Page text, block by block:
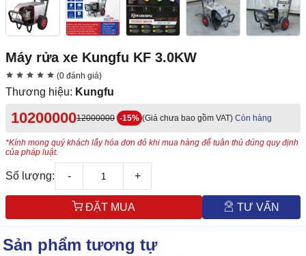
Máy rửa xe Kungfu KF 3.0KW
(0 đánh giá)
Thương hiệu: Kungfu
1020000012000000 -15% (Giá chưa bao gồm VAT) Còn hàng
*Kính mong quý khách lấy hóa đơn đỏ khi mua hàng để tuân thủ đúng quy định
của pháp luật.
Số lượng: - +
ĐẶT MUA TƯ VẤN
Sản phẩm tương tự